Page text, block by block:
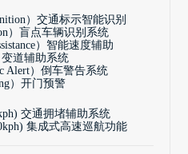
）交通标示智能识别
）盲点车辆识别系统
）智能速度辅助
变道辅助系统
Alert）倒车警告系统
）开门预警
交通拥堵辅助系统
集成式高速巡航功能